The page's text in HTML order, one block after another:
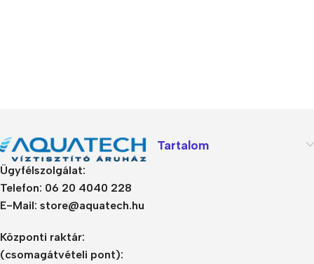
Ügyfélszolgálat:
Telefon: 06 20 4040 228
E-Mail: store@aquatech.hu
Központi raktár:
(csomagátvételi pont):
Tartalom